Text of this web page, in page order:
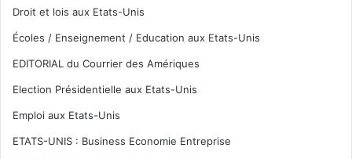
Droit et lois aux Etats-Unis
Écoles / Enseignement / Education aux Etats-Unis
EDITORIAL du Courrier des Amériques
Election Présidentielle aux Etats-Unis
Emploi aux Etats-Unis
ETATS-UNIS : Business Economie Entreprise